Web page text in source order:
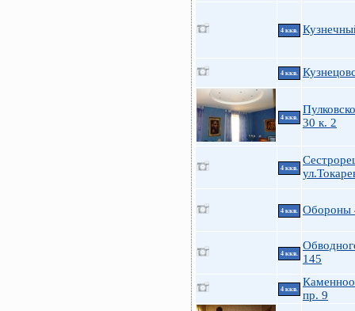
4 ккв.
4 ккв.
4 ккв.
30 к. 2
4 ккв.
4 ккв. Обороны
4 ккв.
145
4 ккв.
пр. 9